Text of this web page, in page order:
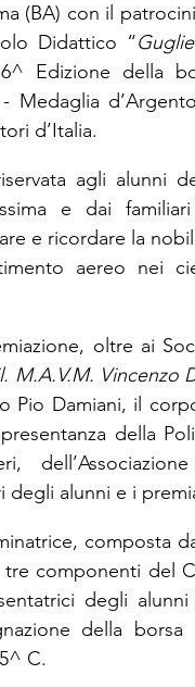
(BA) con il
Didattico “
6^ Edizione della
- Medaglia
d’Italia.
agli alunni
e dai
e ricordare la
aereo nei
oltre ai
M.A.V.M. Vincenzo
Pio Damiani, il
della
degli alunni e i
composta
componenti del
degli
della
C.